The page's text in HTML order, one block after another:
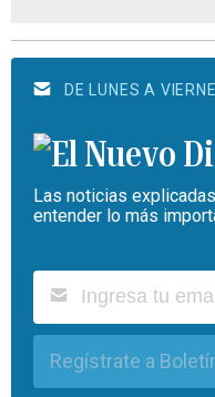
DE LUNES A
Las noticias
entender lo más
Regístrate a